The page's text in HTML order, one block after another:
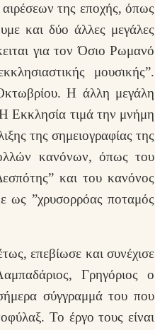
της εποχής, όπως
και δύο άλλες μεγάλες
για τον Όσιο Ρωμανό
μουσικής”.
Η άλλη μεγάλη
Εκκλησία τιμά την μνήμη
της σημειογραφίας της
κανόνων, όπως του
και του κανόνος
ως ”χρυσορρόας ποταμός
επεβίωσε και συνέχισε
Γρηγόριος ο
σύγγραμμά του που
Το έργο τους είναι